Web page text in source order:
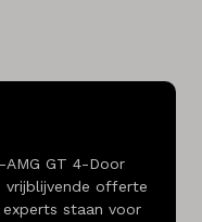
GT 4-Door
vrijblijvende offerte
staan voor